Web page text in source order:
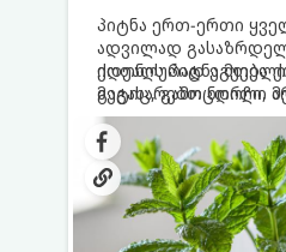
პიტნა ერთ-ერთი
ადვილად
იდეალურად ეგუება
მეტიც, გამოცდილი
პიტნა მხოლოდ
ღია გრუნტში (ბაღში)
ძალიან სწრაფად
მცენარეებს
ქოთნის პიტნა
გაგახარებთ
ჩაის, ლიმონათისა